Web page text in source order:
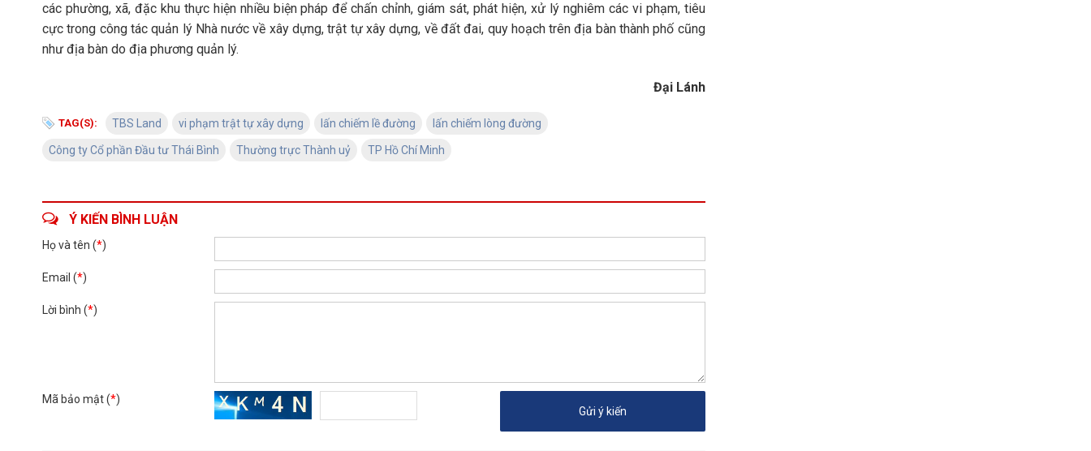
các phường, xã, đặc khu thực hiện nhiều biện pháp để chấn chỉnh, giám sát, phát hiện, xử lý nghiêm các vi phạm, tiêu
cực trong công tác quản lý Nhà nước về xây dựng, trật tự xây dựng, về đất đai, quy hoạch trên địa bàn thành phố cũng
như địa bàn do địa phương quản lý.
Đại Lánh
TAG(S): TBS Land vi phạm trật tự xây dựng lấn chiếm lề đường lấn chiếm lòng đường
Công ty Cổ phần Đầu tư Thái Bình Thường trực Thành uỷ TP Hồ Chí Minh
Ý KIẾN BÌNH LUẬN
Họ và tên (*)
Email (*)
Lời bình (*)
Mã bảo mật (*)